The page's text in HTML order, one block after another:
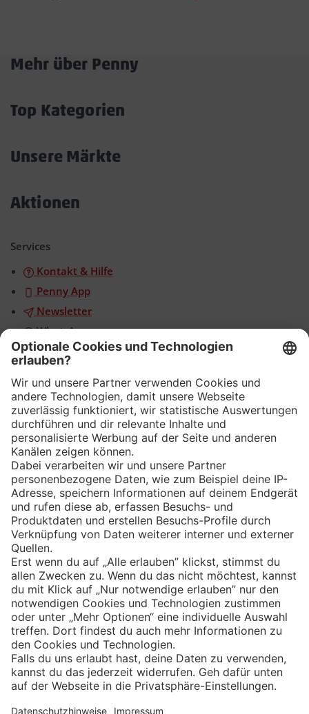
Mehr über Penny
Top Kategorien
Unsere Märkte
Aktionen
Services
Kontakt & Hilfe
Penny App
Newsletter
WhatsApp
App
Eishockey
Impressum